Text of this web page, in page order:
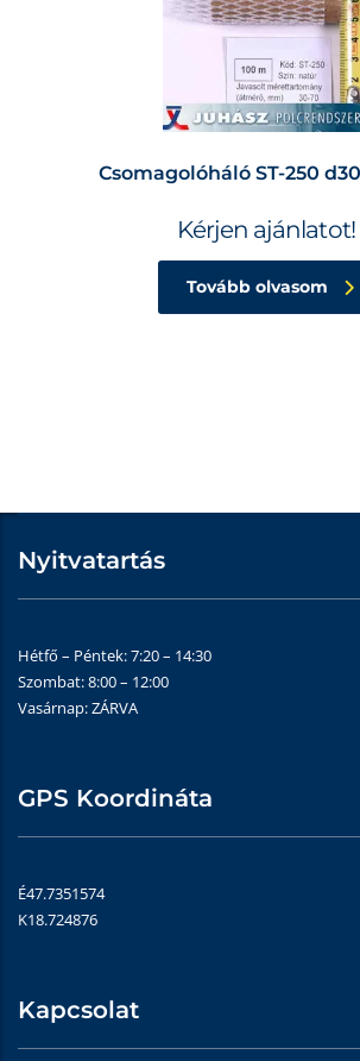
Csomagolóháló ST-250
Kérjen ajánlatot!
Tovább olvasom
Nyitvatartás
Hétfő – Péntek: 7:20 – 14:30
Szombat: 8:00 – 12:00
Vasárnap: ZÁRVA
GPS Koordináta
É47.7351574
K18.724876
Kapcsolat